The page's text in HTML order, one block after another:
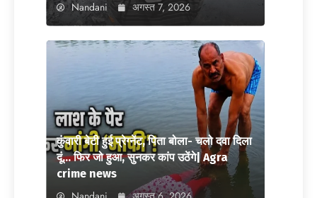
Nandani अगस्त 7, 2026
कुंवारी बेटी हुई प्रेग्नेंट, पिता बोला- चलो दवा दिला
दूं… फिर जो हुआ, सुनकर कांप उठेंगे| Agra
crime news